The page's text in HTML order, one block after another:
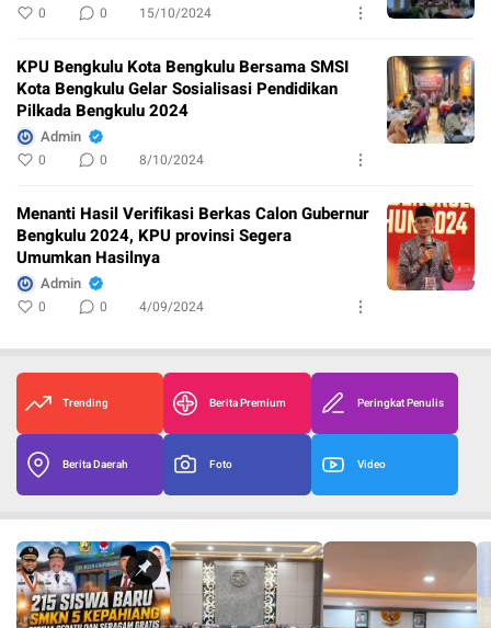
0 0 15/10/2024
KPU Bengkulu Kota Bengkulu Bersama SMSI
Kota Bengkulu Gelar Sosialisasi Pendidikan
Pilkada Bengkulu 2024
Admin
0 0 8/10/2024
Menanti Hasil Verifikasi Berkas Calon Gubernur
Bengkulu 2024, KPU provinsi Segera
Umumkan Hasilnya
Admin
0 0 4/09/2024
Trending Berita Premium Peringkat Penulis
Berita Daerah Foto Video